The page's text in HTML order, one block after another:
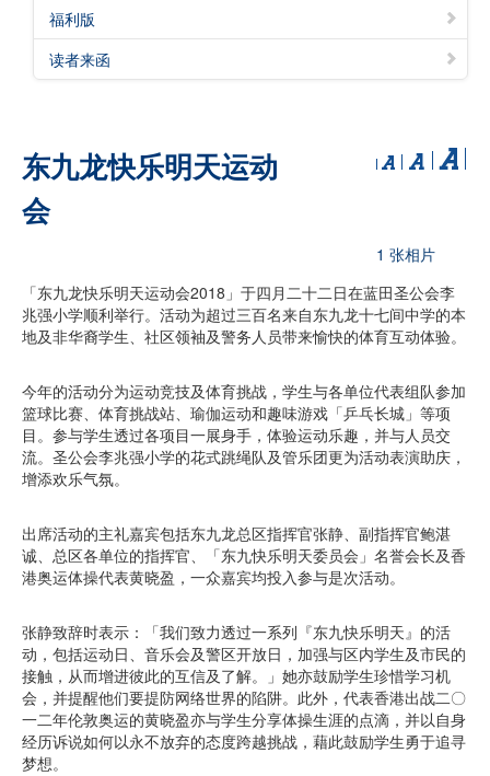
福利版
读者来函
东九龙快乐明天运动
会
1 张相片
「东九龙快乐明天运动会2018」于四月二十二日在蓝田圣公会李
兆强小学顺利举行。活动为超过三百名来自东九龙十七间中学的本
地及非华裔学生、社区领袖及警务人员带来愉快的体育互动体验。
今年的活动分为运动竞技及体育挑战，学生与各单位代表组队参加
篮球比赛、体育挑战站、瑜伽运动和趣味游戏「乒乓长城」等项
目。参与学生透过各项目一展身手，体验运动乐趣，并与人员交
流。圣公会李兆强小学的花式跳绳队及管乐团更为活动表演助庆，
增添欢乐气氛。
出席活动的主礼嘉宾包括东九龙总区指挥官张静、副指挥官鲍湛
诚、总区各单位的指挥官、「东九快乐明天委员会」名誉会长及香
港奥运体操代表黄晓盈，一众嘉宾均投入参与是次活动。
张静致辞时表示：「我们致力透过一系列『东九快乐明天』的活
动，包括运动日、音乐会及警区开放日，加强与区内学生及市民的
接触，从而增进彼此的互信及了解。」她亦鼓励学生珍惜学习机
会，并提醒他们要提防网络世界的陷阱。此外，代表香港出战二〇
一二年伦敦奥运的黄晓盈亦与学生分享体操生涯的点滴，并以自身
经历诉说如何以永不放弃的态度跨越挑战，藉此鼓励学生勇于追寻
梦想。